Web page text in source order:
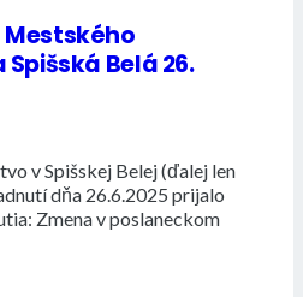
Belá 26.
v Spišskej Belej (ďalej len
dňa 26.6.2025 prijalo
Zmena v poslaneckom